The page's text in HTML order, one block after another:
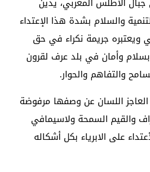
والسلام بشدة هذا الإعتداء
ويعتبره جريمة نكراء في حق
وأمان في بلد عرف لقرون
والتفاهم والحوار.
اللسان عن وصفها مرفوضة
والقيم السمحة ولاسيمافي
على الابرياء بكل أشكاله